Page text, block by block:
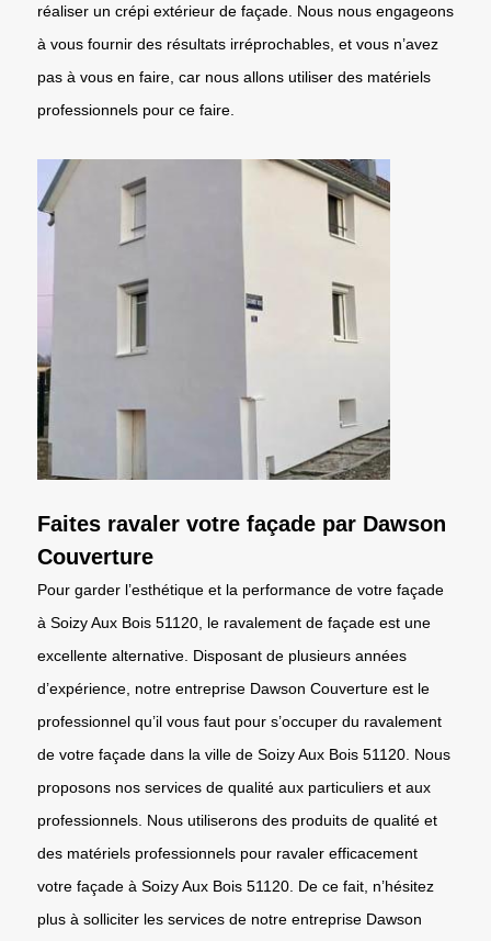
réaliser un crépi extérieur de façade. Nous nous engageons
à vous fournir des résultats irréprochables, et vous n’avez
pas à vous en faire, car nous allons utiliser des matériels
professionnels pour ce faire.
Faites ravaler votre façade par Dawson
Couverture
Pour garder l’esthétique et la performance de votre façade
à Soizy Aux Bois 51120, le ravalement de façade est une
excellente alternative. Disposant de plusieurs années
d’expérience, notre entreprise Dawson Couverture est le
professionnel qu’il vous faut pour s’occuper du ravalement
de votre façade dans la ville de Soizy Aux Bois 51120. Nous
proposons nos services de qualité aux particuliers et aux
professionnels. Nous utiliserons des produits de qualité et
des matériels professionnels pour ravaler efficacement
votre façade à Soizy Aux Bois 51120. De ce fait, n’hésitez
plus à solliciter les services de notre entreprise Dawson